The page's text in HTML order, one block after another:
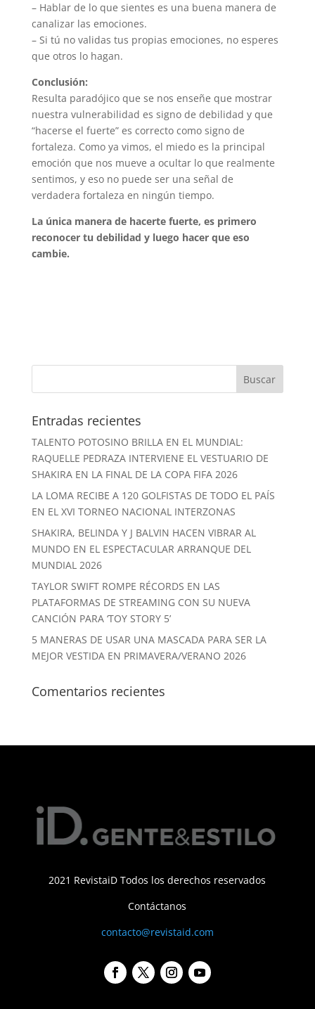
– Hablar de lo que sientes es una buena manera de
canalizar las emociones.
– Si tú no validas tus propias emociones, no esperes
que otros lo hagan.
Conclusión:
Resulta paradójico que se nos enseñe que mostrar
nuestra vulnerabilidad es signo de debilidad y que
“hacerse el fuerte” es correcto como signo de
fortaleza. Como ya vimos, el miedo es la principal
emoción que nos mueve a ocultar lo que realmente
sentimos, y eso no puede ser una señal de
verdadera fortaleza en ningún tiempo.
La única manera de hacerte fuerte, es primero
reconocer tu debilidad y luego hacer que eso
cambie.
Entradas recientes
TALENTO POTOSINO BRILLA EN EL MUNDIAL:
RAQUELLE PEDRAZA INTERVIENE EL VESTUARIO DE
SHAKIRA EN LA FINAL DE LA COPA FIFA 2026
LA LOMA RECIBE A 120 GOLFISTAS DE TODO EL PAÍS
EN EL XVI TORNEO NACIONAL INTERZONAS
SHAKIRA, BELINDA Y J BALVIN HACEN VIBRAR AL
MUNDO EN EL ESPECTACULAR ARRANQUE DEL
MUNDIAL 2026
TAYLOR SWIFT ROMPE RÉCORDS EN LAS
PLATAFORMAS DE STREAMING CON SU NUEVA
CANCIÓN PARA ‘TOY STORY 5’
5 MANERAS DE USAR UNA MASCADA PARA SER LA
MEJOR VESTIDA EN PRIMAVERA/VERANO 2026
Comentarios recientes
2021 RevistaiD Todos los derechos reservados
Contáctanos
contacto@revistaid.com